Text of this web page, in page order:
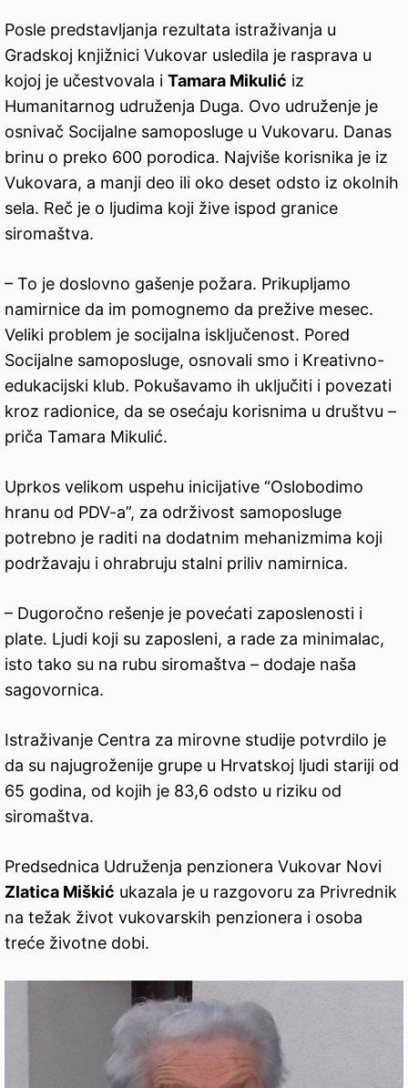
Posle predstavljanja rezultata istraživanja u
Gradskoj knjižnici Vukovar usledila je rasprava u
kojoj je učestvovala i Tamara Mikulić iz
Humanitarnog udruženja Duga. Ovo udruženje je
osnivač Socijalne samoposluge u Vukovaru. Danas
brinu o preko 600 porodica. Najviše korisnika je iz
Vukovara, a manji deo ili oko deset odsto iz okolnih
sela. Reč je o ljudima koji žive ispod granice
siromaštva.
– To je doslovno gašenje požara. Prikupljamo
namirnice da im pomognemo da prežive mesec.
Veliki problem je socijalna isključenost. Pored
Socijalne samoposluge, osnovali smo i Kreativno-
edukacijski klub. Pokušavamo ih uključiti i povezati
kroz radionice, da se osećaju korisnima u društvu –
priča Tamara Mikulić.
Uprkos velikom uspehu inicijative “Oslobodimo
hranu od PDV-a”, za održivost samoposluge
potrebno je raditi na dodatnim mehanizmima koji
podržavaju i ohrabruju stalni priliv namirnica.
– Dugoročno rešenje je povećati zaposlenosti i
plate. Ljudi koji su zaposleni, a rade za minimalac,
isto tako su na rubu siromaštva – dodaje naša
sagovornica.
Istraživanje Centra za mirovne studije potvrdilo je
da su najugroženije grupe u Hrvatskoj ljudi stariji od
65 godina, od kojih je 83,6 odsto u riziku od
siromaštva.
Predsednica Udruženja penzionera Vukovar Novi
Zlatica Miškić ukazala je u razgovoru za Privrednik
na težak život vukovarskih penzionera i osoba
treće životne dobi.